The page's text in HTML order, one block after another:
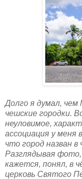
Долго я думал,
чешские городки.
неуловимое,
ассоциация у меня
что город назван
Разглядывая фото,
кажется, понял, в
церковь Святого